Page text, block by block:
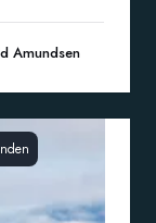
Amundsen